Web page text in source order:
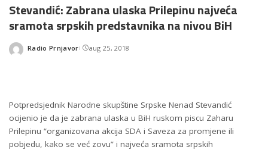
Stevandić: Zabrana ulaska Prilepinu najveća
sramota srpskih predstavnika na nivou BiH
Posted
Radio Prnjavor aug 25, 2018
Potpredsjednik Narodne skupštine Srpske Nenad Stevandić
ocijenio je da je zabrana ulaska u BiH ruskom piscu Zaharu
Prilepinu “organizovana akcija SDA i Saveza za promjene ili
pobjedu, kako se već zovu” i najveća sramota srpskih